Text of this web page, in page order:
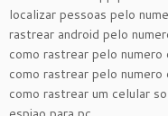
localizar pessoas pelo
rastrear android pelo
como rastrear pelo numero
como rastrear pelo numero
como rastrear um celular